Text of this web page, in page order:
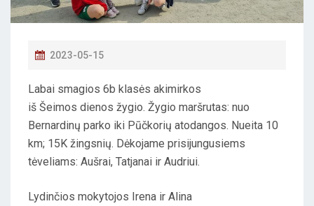
P
S
T
E
N
2023-05-15
Labai smagios 6b klasės akimirkos
iš Šeimos dienos žygio. Žygio maršrutas: nuo
Bernardinų parko iki Pūčkorių atodangos. Nueita 10
km; 15K žingsnių. Dėkojame prisijungusiems
tėveliams: Aušrai, Tatjanai ir Audriui.
Lydinčios mokytojos Irena ir Alina